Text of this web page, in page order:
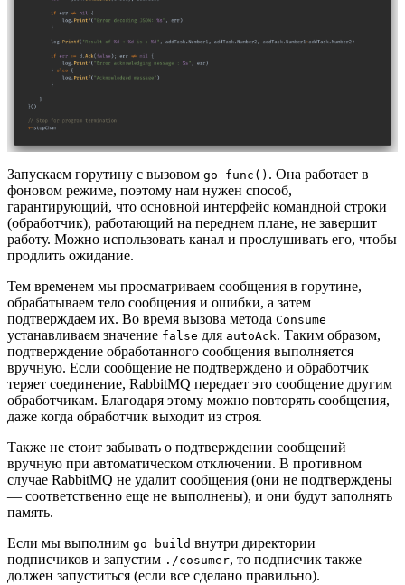
Запускаем горутину с вызовом go func() . Она работает в
фоновом режиме, поэтому нам нужен способ,
гарантирующий, что основной интерфейс командной строки
(обработчик), работающий на переднем плане, не завершит
работу. Можно использовать канал и прослушивать его, чтобы
продлить ожидание.
Тем временем мы просматриваем сообщения в горутине,
обрабатываем тело сообщения и ошибки, а затем
подтверждаем их. Во время вызова метода Consume
устанавливаем значение false для autoAck. Таким образом,
подтверждение обработанного сообщения выполняется
вручную. Если сообщение не подтверждено и обработчик
теряет соединение, RabbitMQ передает это сообщение другим
обработчикам. Благодаря этому можно повторять сообщения,
даже когда обработчик выходит из строя.
Также не стоит забывать о подтверждении сообщений
вручную при автоматическом отключении. В противном
случае RabbitMQ не удалит сообщения (они не подтверждены
— соответственно еще не выполнены), и они будут заполнять
память.
Если мы выполним go build внутри директории
подписчиков и запустим ./cosumer, то подписчик также
должен запуститься (если все сделано правильно).